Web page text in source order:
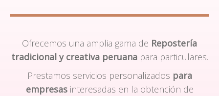
Ofrecemos una amplia gama de Repostería
tradicional y creativa peruanapara particulares.
Prestamos servicios personalizados para
empresasinteresadas en la obtención de